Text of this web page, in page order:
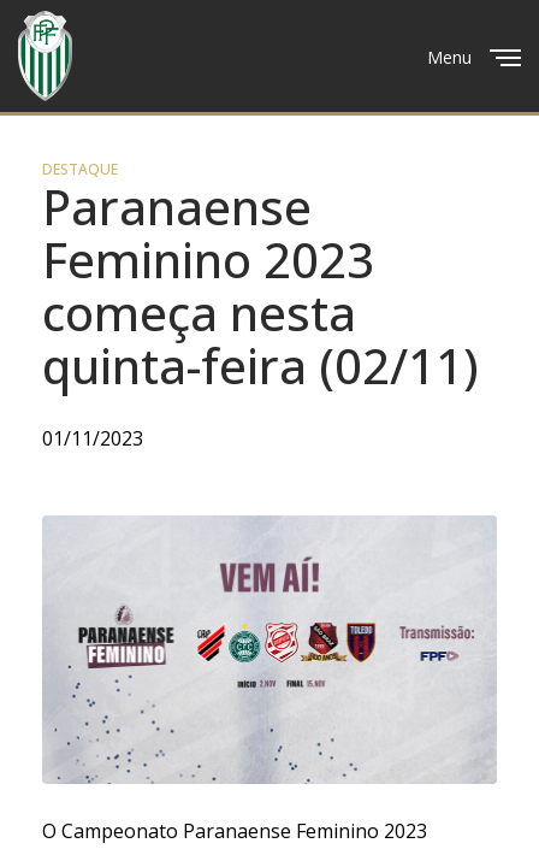
Menu
DESTAQUE
Paranaense
Feminino 2023
começa nesta
quinta-feira (02/11)
01/11/2023
O Campeonato Paranaense Feminino 2023